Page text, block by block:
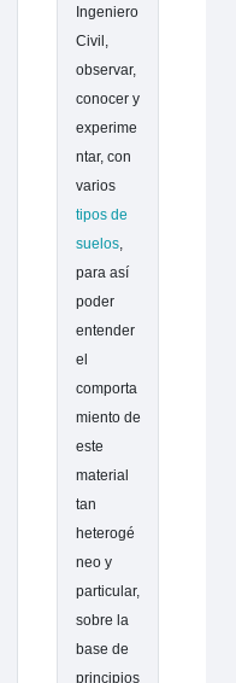
Ingeniero
Civil,
observar,
conocer y
experime
ntar, con
varios
tipos de
suelos,
para así
poder
entender
el
comporta
miento de
este
material
tan
heterogé
neo y
particular,
sobre la
base de
principios